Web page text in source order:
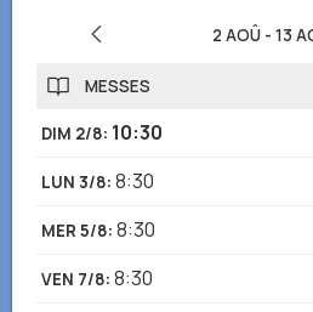
2 AOÛ - 13
MESSES
DIM 2/8: 10:30
LUN 3/8: 8:30
MER 5/8: 8:30
VEN 7/8: 8:30